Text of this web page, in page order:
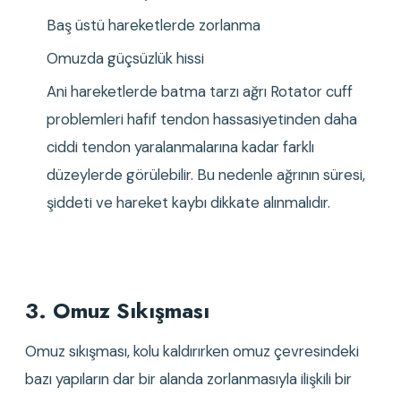
Baş üstü hareketlerde zorlanma
Omuzda güçsüzlük hissi
Ani hareketlerde batma tarzı ağrı Rotator cuff
problemleri hafif tendon hassasiyetinden daha
ciddi tendon yaralanmalarına kadar farklı
düzeylerde görülebilir. Bu nedenle ağrının süresi,
şiddeti ve hareket kaybı dikkate alınmalıdır.
3. Omuz Sıkışması
Omuz sıkışması, kolu kaldırırken omuz çevresindeki
bazı yapıların dar bir alanda zorlanmasıyla ilişkili bir